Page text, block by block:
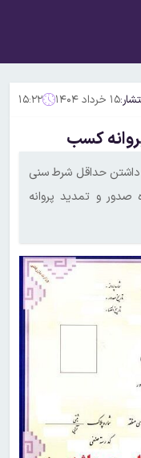
۱۵ خرداد ۱۴۰۴ ۱۵:۲۲
کسب
داشتن حداقل شرط سنی
صدور و تمدید پروانه